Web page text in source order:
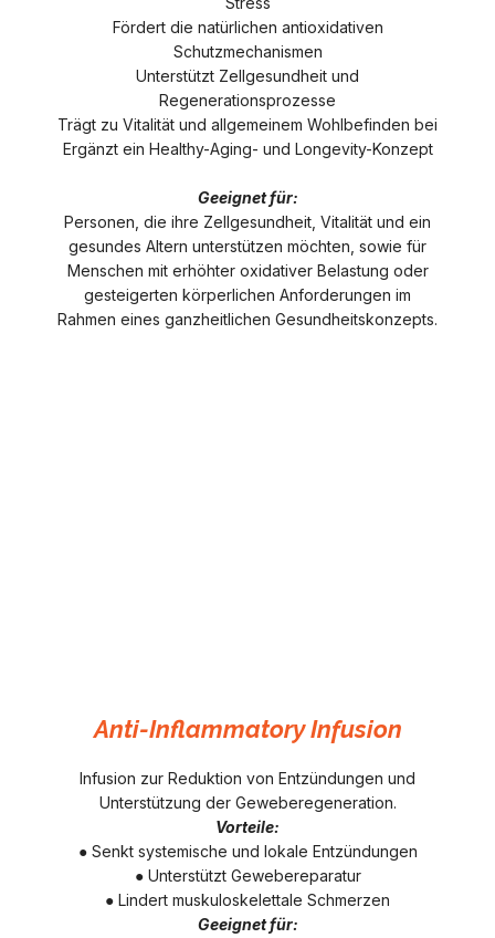
Fördert die natürlichen antioxidativen
Schutzmechanismen
Unterstützt Zellgesundheit und
Regenerationsprozesse
Trägt zu Vitalität und allgemeinem Wohlbefinden bei
Ergänzt ein Healthy-Aging- und Longevity-Konzept
Geeignet für:
Personen, die ihre Zellgesundheit, Vitalität und ein
gesundes Altern unterstützen möchten, sowie für
Menschen mit erhöhter oxidativer Belastung oder
gesteigerten körperlichen Anforderungen im
Rahmen eines ganzheitlichen Gesundheitskonzepts.
Anti-Inflammatory Infusion
Infusion zur Reduktion von Entzündungen und
Unterstützung der Geweberegeneration.
Vorteile:
● Senkt systemische und lokale Entzündungen
● Unterstützt Gewebereparatur
● Lindert muskuloskelettale Schmerzen
Geeignet für: